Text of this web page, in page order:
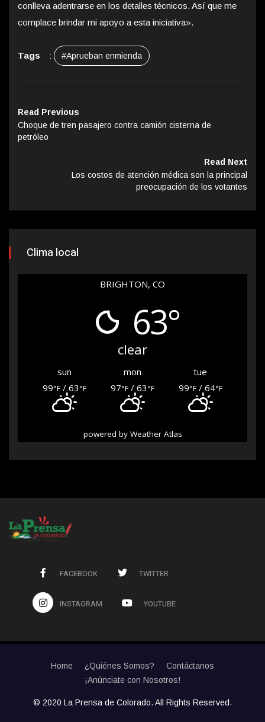
conlleva adentrarse en los detalles técnicos. Así que me
complace brindar mi apoyo a esta iniciativa».
Tags : #Aprueban enmienda
Read Previous
Choque de tren pasajero contra camión cisterna de
petróleo
Read Next
Los costos de atención médica son la principal
preocupación de los votantes
Clima local
BRIGHTON, CO
63°
clear
sun mon
tue
99°F / 63°F 97°F/ 63°F 99°F/ 64°F
powered by Weather Atlas
FACEBOOK TWITTER
INSTAGRAM YOUTUBE
Home ¿Quiénes Somos?
Contáctanos
¡Anúnciate con Nosotros!
© 2020 La Prensa de Colorado. All Rights Reserved.